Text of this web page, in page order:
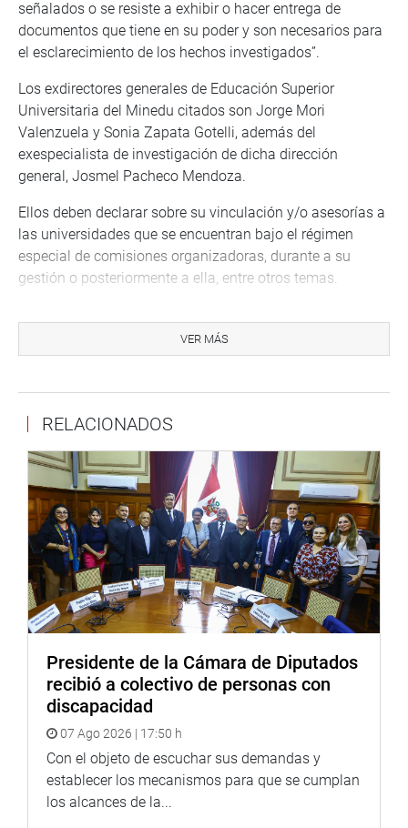
señalados o se resiste a exhibir o hacer entrega de
documentos que tiene en su poder y son necesarios para
el esclarecimiento de los hechos investigados”.
Los exdirectores generales de Educación Superior
Universitaria del Minedu citados son Jorge Mori
Valenzuela y Sonia Zapata Gotelli, además del
exespecialista de investigación de dicha dirección
general, Josmel Pacheco Mendoza.
Ellos deben declarar sobre su vinculación y/o asesorías a
las universidades que se encuentran bajo el régimen
especial de comisiones organizadoras, durante a su
gestión o posteriormente a ella, entre otros temas.
Educación, Morgan Quero Gaime, para que informe sobre
la distribución de los materiales educativos a las
educativa en el año 2024. Sin embargo, el funcionario
OFICINA DE COMUNICACIONES E IMAGEN
INSTITUCIONAL
VER MÁS
RELACIONADOS
Presidente de la Cámara de Diputados
recibió a colectivo de personas con
discapacidad
07 Ago 2026 | 17:50 h
Con el objeto de escuchar sus demandas y
establecer los mecanismos para que se cumplan
los alcances de la...